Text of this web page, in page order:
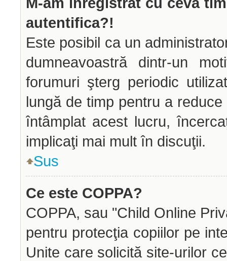
autentifica?!
Este posibil ca un
dumneavoastră dintr-un
forumuri şterg periodic
lungă de timp pentru a
întâmplat acest lucru,
implicaţi mai mult în discuţii.
Sus
Ce este COPPA?
COPPA, sau "Child Online
pentru protecţia copiilor pe
Unite care solicită site-urilor